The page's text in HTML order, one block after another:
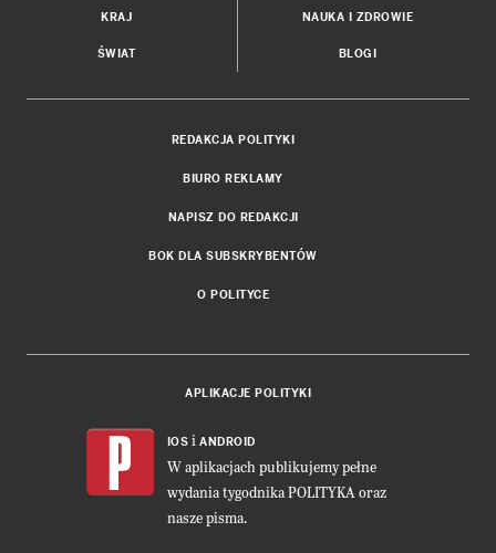
KRAJ
ŚWIAT
NAUKA I ZDROWIE
BLOGI
REDAKCJA POLITYKI
BIURO REKLAMY
NAPISZ DO REDAKCJI
BOK DLA SUBSKRYBENTÓW
O POLITYCE
APLIKACJE POLITYKI
IOS i ANDROID
W aplikacjach publikujemy pełne
wydania tygodnika POLITYKA oraz
nasze pisma.